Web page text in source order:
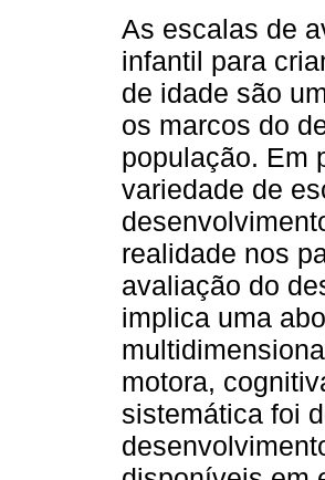
As escalas de
infantil para
de idade são
os marcos do
população. Em
variedade de
realidade nos
avaliação do
implica uma
motora,
sistemática foi